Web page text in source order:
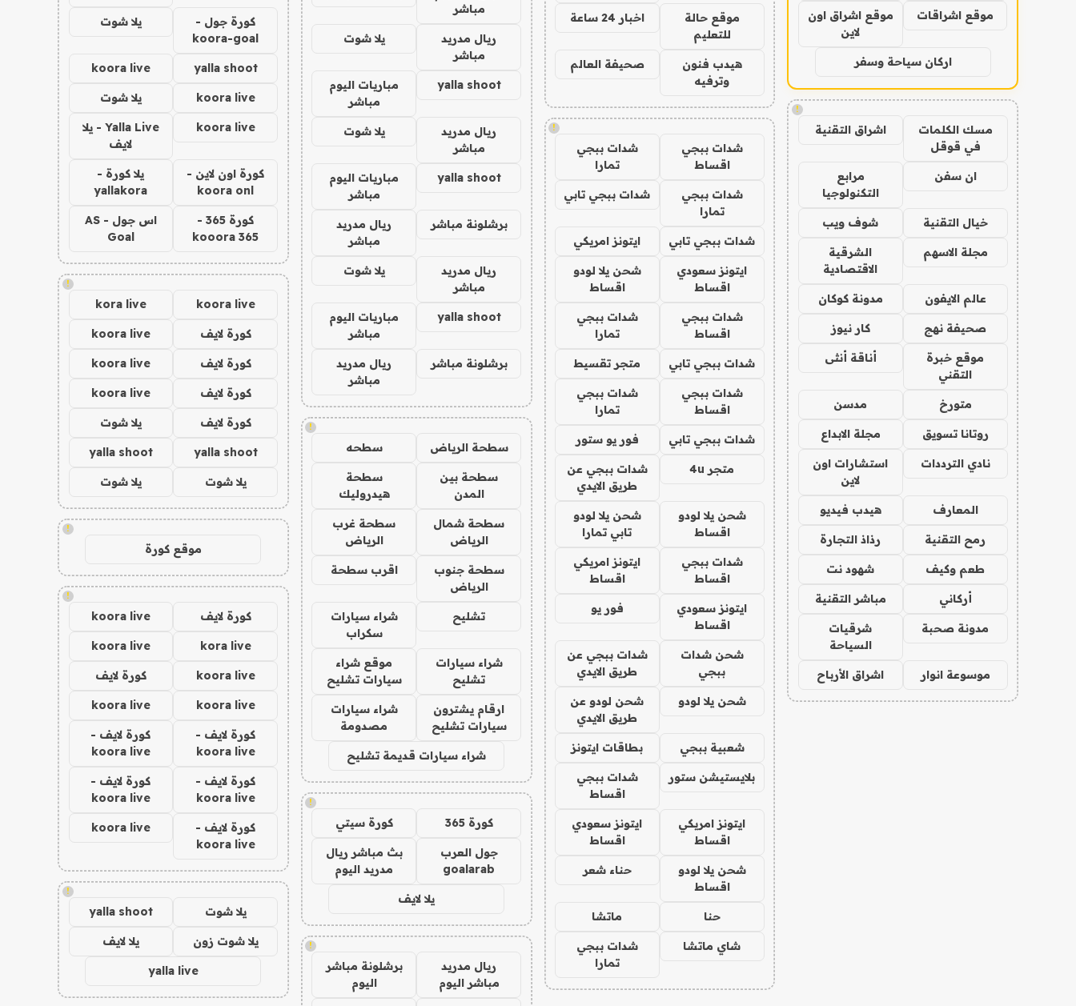
موقع اشراقات
موقع اشراق اون
لاين
اركان سياحة وسفر
!
مسك الكلمات
في قوقل
اشراق التقنية
ان سفن
مرابع
التكنولوجيا
خيال التقنية شوف ويب
مجلة الاسهم
الشرقية
الاقتصادية
عالم الايفون مدونة كوكان
صحيفة نهج كار نيوز
موقع خبرة
التقني
أناقة أنثى
متورخ مدسن
روتانا تسويق مجلة الابداع
نادي الترددات
استشارات اون
لاين
المعارف هيدب فيديو
رمح التقنية رذاذ التجارة
طعم وكيف شهود نت
أركاني مباشر التقنية
مدونة صحبة
شرقيات
السياحة
موسوعة انوار اشراق الأرباح
موقع حالة
للتعليم
اخبار 24 ساعة
هيدب فنون
وترفيه
صحيفة العالم
!
شدات ببجي
اقساط
شدات ببجي
تمارا
شدات ببجي
تمارا
شدات ببجي تابي
شدات ببجي تابي ايتونز امريكي
ايتونز سعودي
اقساط
شحن يلا لودو
اقساط
شدات ببجي
اقساط
شدات ببجي
تمارا
شدات ببجي تابي متجر تقسيط
شدات ببجي
اقساط
شدات ببجي
تمارا
شدات ببجي تابي فور يو ستور
متجر 4u
شدات ببجي عن
طريق الايدي
شحن يلا لودو
اقساط
شحن يلا لودو
تابي تمارا
شدات ببجي
اقساط
ايتونز امريكي
اقساط
ايتونز سعودي
اقساط
فور يو
شحن شدات
ببجي
شدات ببجي عن
طريق الايدي
شحن يلا لودو
شحن لودو عن
طريق الايدي
شعبية ببجي بطاقات ايتونز
بلايستيشن ستور
شدات ببجي
اقساط
ايتونز امريكي
اقساط
ايتونز سعودي
اقساط
شحن يلا لودو
اقساط
حناء شعر
حنا ماتشا
شاي ماتشا
شدات ببجي
تمارا
مباشر
ريال مدريد
مباشر
يلا شوت
yalla shoot
مباريات اليوم
مباشر
ريال مدريد
مباشر
يلا شوت
yalla shoot
مباريات اليوم
مباشر
برشلونة مباشر
ريال مدريد
مباشر
ريال مدريد
مباشر
يلا شوت
yalla shoot
مباريات اليوم
مباشر
برشلونة مباشر
ريال مدريد
مباشر
!
سطحة الرياض سطحه
سطحة بين
المدن
سطحة
هيدروليك
سطحة شمال
الرياض
سطحة غرب
الرياض
سطحة جنوب
الرياض
اقرب سطحة
تشليح
شراء سيارات
سكراب
شراء سيارات
تشليح
موقع شراء
سيارات تشليح
ارقام يشترون
سيارات تشليح
شراء سيارات
مصدومة
شراء سيارات قديمة تشليح
!
كورة 365 كورة سيتي
جول العرب
goalarab
بث مباشر ريال
مدريد اليوم
يلا لايف
!
ريال مدريد
مباشر اليوم
برشلونة مباشر
اليوم
كورة جول -
koora-goal
يلا شوت
yalla shoot
koora live
koora live يلا شوت
koora live
Yalla Live - يلا
لايف
كورة اون لاين -
koora onl
يلا كورة -
yallakora
كورة 365 -
kooora 365
اس جول - AS
Goal
!
koora live
kora live
كورة لايف koora live
كورة لايف koora live
كورة لايف koora live
كورة لايف يلا شوت
yalla shoot
yalla shoot
يلا شوت يلا شوت
!
موقع كورة
!
كورة لايف koora live
kora live
koora live
koora live كورة لايف
koora live
koora live
كورة لايف -
koora live
كورة لايف -
koora live
كورة لايف -
koora live
كورة لايف -
koora live
كورة لايف -
koora live
koora live
!
يلا شوت yalla shoot
يلا شوت زون يلا لايف
yalla live